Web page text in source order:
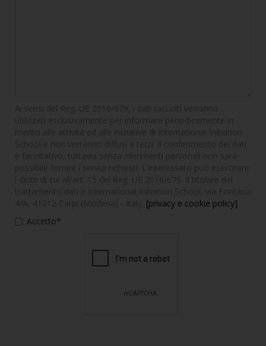
[privacy e cookie policy]
Accetto*